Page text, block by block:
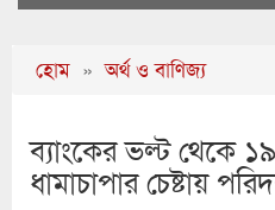
হোম » অর্থ ও বাণিজ্য
ব্যাংকের ভল্ট থেকে
ধামাচাপার চেষ্টায়